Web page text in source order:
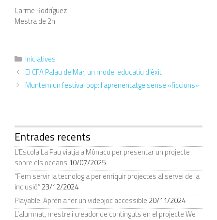
Carme Rodríguez
Mestra de 2n
Iniciatives
El CFA Palau de Mar, un model educatiu d’èxit
Muntem un festival pop: l’aprenentatge sense «ficcions»
Entrades recents
L’Escola La Pau viatja a Mònaco per presentar un projecte
sobre els oceans 10/07/2025
“Fem servir la tecnologia per enriquir projectes al servei de la
inclusió”23/12/2024
Playable: Aprèn a fer un videojoc accessible 20/11/2024
L’alumnat, mestre i creador de continguts en el projecte We